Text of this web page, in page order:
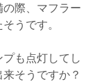
際、マフラー
うです。
も点灯してし
そうですか？